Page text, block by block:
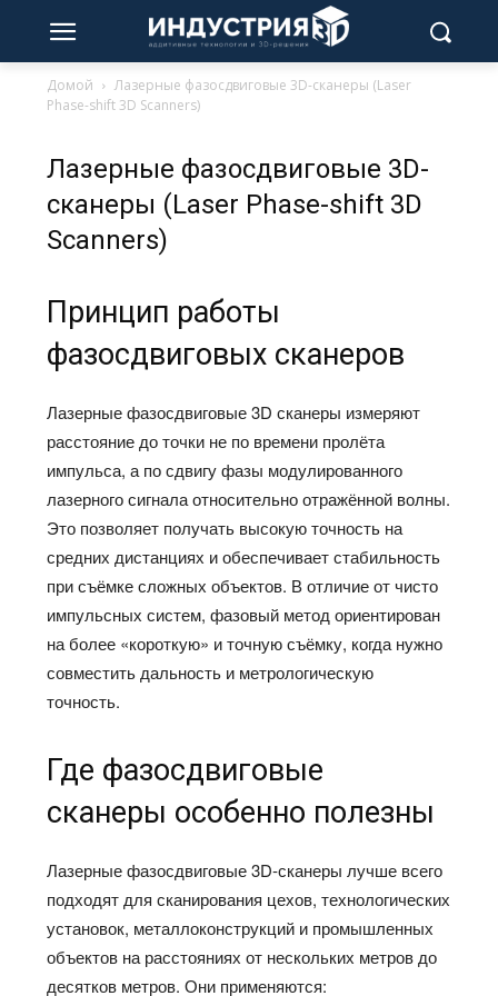
Домой
Лазерные фазосдвиговые 3D-сканеры (Laser
Phase-shift 3D Scanners)
Лазерные фазосдвиговые 3D-
сканеры (Laser Phase-shift 3D
Scanners)
Принцип работы
фазосдвиговых сканеров
Лазерные фазосдвиговые 3D сканеры измеряют
расстояние до точки не по времени пролёта
импульса, а по сдвигу фазы модулированного
лазерного сигнала относительно отражённой волны.
Это позволяет получать высокую точность на
средних дистанциях и обеспечивает стабильность
при съёмке сложных объектов. В отличие от чисто
импульсных систем, фазовый метод ориентирован
на более «короткую» и точную съёмку, когда нужно
совместить дальность и метрологическую
точность.
Где фазосдвиговые
сканеры особенно полезны
Лазерные фазосдвиговые 3D‑сканеры лучше всего
подходят для сканирования цехов, технологических
установок, металлоконструкций и промышленных
объектов на расстояниях от нескольких метров до
десятков метров. Они применяются: